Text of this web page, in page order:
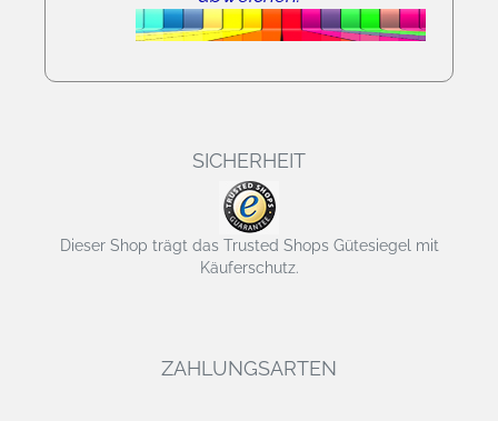
SICHERHEIT
Dieser Shop trägt das Trusted Shops Gütesiegel mit
Käuferschutz.
ZAHLUNGSARTEN